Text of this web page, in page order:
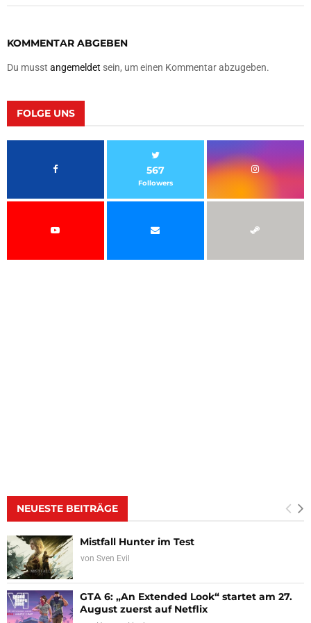
KOMMENTAR ABGEBEN
Du musst angemeldet sein, um einen Kommentar abzugeben.
FOLGE UNS
567
Followers
NEUESTE BEITRÄGE
Mistfall Hunter im Test
von Sven Evil
GTA 6: „An Extended Look“ startet am 27.
August zuerst auf Netflix